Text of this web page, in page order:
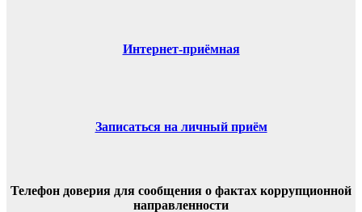
Интернет-приёмная
Записаться на личный приём
Телефон доверия для сообщения о фактах коррупционной
направленности